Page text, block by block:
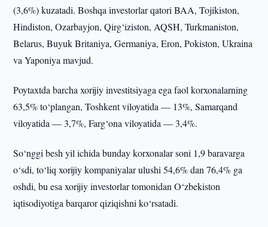
(3,6%) kuzatadi. Boshqa investorlar qatori BAA, Tojikiston,
Hindiston, Ozarbayjon, Qirg‘iziston, AQSH, Turkmaniston,
Belarus, Buyuk Britaniya, Germaniya, Eron, Pokiston, Ukraina
va Yaponiya mavjud.
Poytaxtda barcha xorijiy investitsiyaga ega faol korxonalarning
63,5% to‘plangan, Toshkent viloyatida — 13%, Samarqand
viloyatida — 3,7%, Farg‘ona viloyatida — 3,4%.
So‘nggi besh yil ichida bunday korxonalar soni 1,9 baravarga
o‘sdi, to‘liq xorijiy kompaniyalar ulushi 54,6% dan 76,4% ga
oshdi, bu esa xorijiy investorlar tomonidan O‘zbekiston
iqtisodiyotiga barqaror qiziqishni ko‘rsatadi.